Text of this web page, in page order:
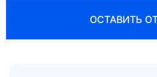
ОСТАВИТЬ